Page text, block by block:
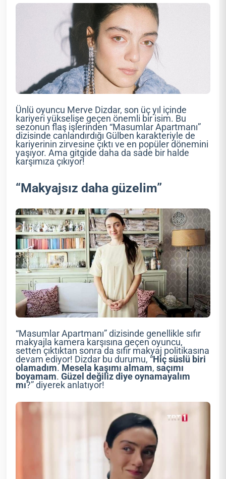
Ünlü oyuncu Merve Dizdar, son üç yıl içinde
kariyeri yükselişe geçen önemli bir isim. Bu
sezonun flaş işlerinden “Masumlar Apartmanı”
dizisinde canlandırdığı Gülben karakteriyle de
kariyerinin zirvesine çıktı ve en popüler dönemini
yaşıyor. Ama gitgide daha da sade bir halde
karşımıza çıkıyor!
“Makyajsız daha güzelim”
“Masumlar Apartmanı” dizisinde genellikle sıfır
makyajla kamera karşısına geçen oyuncu,
setten çıktıktan sonra da sıfır makyaj politikasına
devam ediyor! Dizdar bu durumu, “Hiç süslü biri
olamadım. Mesela kaşımı almam,saçımı
boyamam.Güzel değiliz diye oynamayalım
mı?” diyerek anlatıyor!